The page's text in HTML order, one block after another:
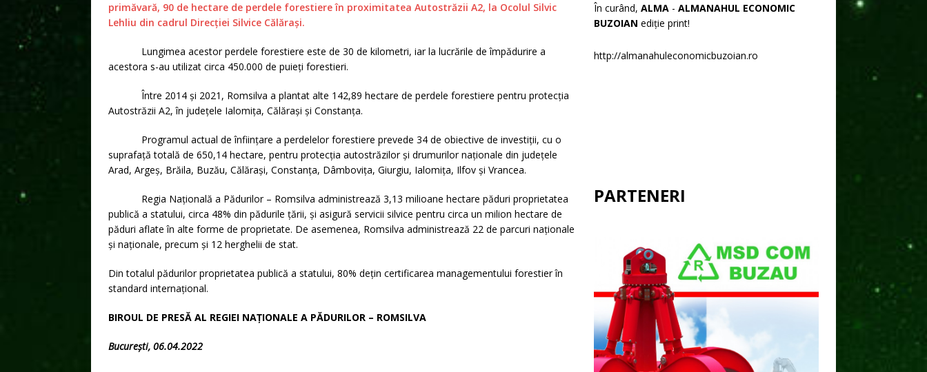
primăvară, 90 de hectare de perdele forestiere în proximitatea Autostrăzii A2, la Ocolul Silvic
Lehliu din cadrul Direcției Silvice Călărași.
Lungimea acestor perdele forestiere este de 30 de kilometri, iar la lucrările de împădurire a
acestora s-au utilizat circa 450.000 de puieți forestieri.
Între 2014 și 2021, Romsilva a plantat alte 142,89 hectare de perdele forestiere pentru protecția
Autostrăzii A2, în județele Ialomița, Călărași și Constanța.
Programul actual de înființare a perdelelor forestiere prevede 34 de obiective de investiții, cu o
suprafață totală de 650,14 hectare, pentru protecția autostrăzilor și drumurilor naționale din județele
Arad, Argeș, Brăila, Buzău, Călărași, Constanța, Dâmbovița, Giurgiu, Ialomița, Ilfov și Vrancea.
Regia Națională a Pădurilor – Romsilva administrează 3,13 milioane hectare păduri proprietatea
publică a statului, circa 48% din pădurile țării, și asigură servicii silvice pentru circa un milion hectare de
păduri aflate în alte forme de proprietate. De asemenea, Romsilva administrează 22 de parcuri naționale
și naționale, precum și 12 herghelii de stat.
Din totalul pădurilor proprietatea publică a statului, 80% dețin certificarea managementului forestier în
standard internațional.
BIROUL DE PRESĂ AL REGIEI NAȚIONALE A PĂDURILOR – ROMSILVA
București, 06.04.2022
În curând, ALMA - ALMANAHUL ECONOMIC
BUZOIAN ediție print!
http://almanahuleconomicbuzoian.ro
PARTENERI